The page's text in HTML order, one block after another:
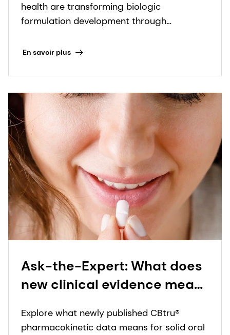
health are transforming biologic
formulation development through
En savoir plus
Ask-the-Expert: What does
new clinical evidence mean
drug delivery?
Explore what newly published CBtru®
pharmacokinetic data means for solid oral